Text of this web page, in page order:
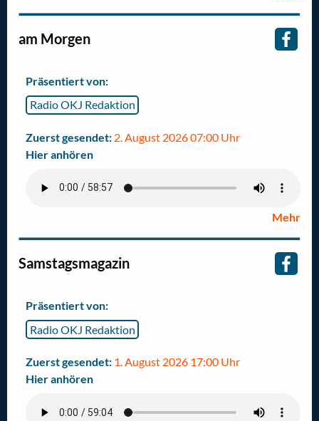
am Morgen
Präsentiert von:
Radio OKJ Redaktion
Zuerst gesendet: 2. August 2026 07:00 Uhr
Hier anhören
Mehr
Samstagsmagazin
Präsentiert von:
Radio OKJ Redaktion
Zuerst gesendet: 1. August 2026 17:00 Uhr
Hier anhören